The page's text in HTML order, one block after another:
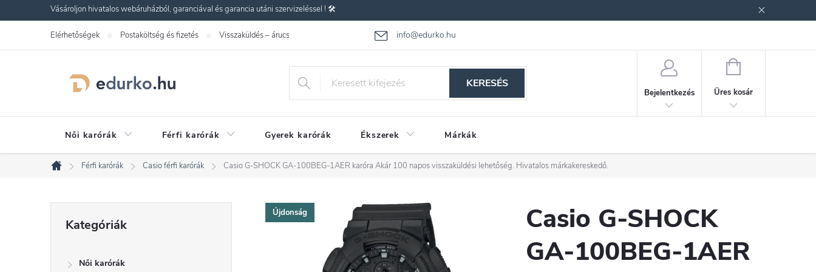
a
Vásároljon hivatalos webáruházból, garanciával és garancia utáni szervizeléssel ! 🛠️
info@edurko.hu
Elérhetőségek Postaköltség és fizetés Visszaküldés – árucsere Gyakran ismételt kérdések
KERESÉS
Bejelentkezés
KOSÁR
Üres kosár
Női karórák Férfi karórák Gyerek karórák Ékszerek Márkák
Kezdőlap
Férfi karórák Casio férfi karórák Casio G-SHOCK GA-100BEG-1AER karóra Akár 100 napos visszaküldési lehetőség. Hivatalos márkakereskedő.
O
átugrása
Kategóriák
Női karórák
Újdonság
Casio G-SHOCK
GA-100BEG-1AER